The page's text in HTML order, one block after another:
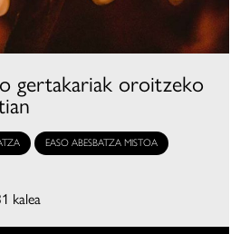
gertakariak oroitzeko
EASO ABESBATZA MISTOA
kalea